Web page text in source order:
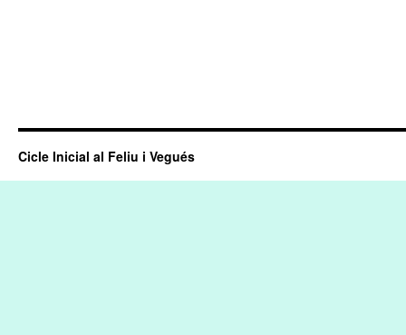
Cicle Inicial al Feliu i Vegués